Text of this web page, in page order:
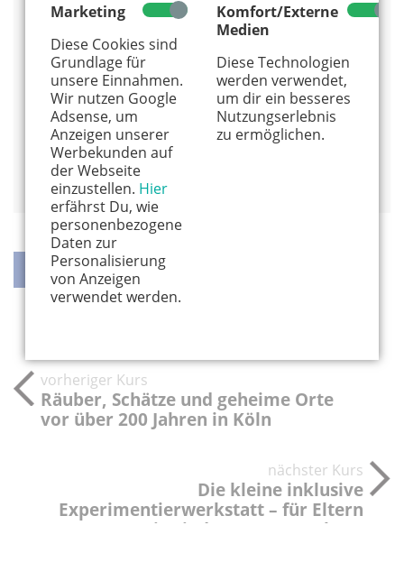
Marketing
Diese Cookies sind
Grundlage für
unsere Einnahmen.
Wir nutzen Google
Adsense, um
Anzeigen unserer
Werbekunden auf
der Webseite
einzustellen. Hier
erfährst Du, wie
personenbezogene
Daten zur
Personalisierung
von Anzeigen
verwendet werden.
Komfort/Externe
Medien
Diese Technologien
werden verwendet,
um dir ein besseres
Nutzungserlebnis
zu ermöglichen.
Jugendherberge Ratingen
40882 Ratingen
030 - 311 77 77 00
Alles von diesem Anbieter anzeigen
Info und Anmeldung
Auf Google Maps anzeigen
teilentwitternweiterleiten
vorheriger Kurs
Räuber, Schätze und geheime Orte
vor über 200 Jahren in Köln
nächster Kurs
Die kleine inklusive
Experimentierwerkstatt – für Eltern
mit Kindern von 4-7 Jahren